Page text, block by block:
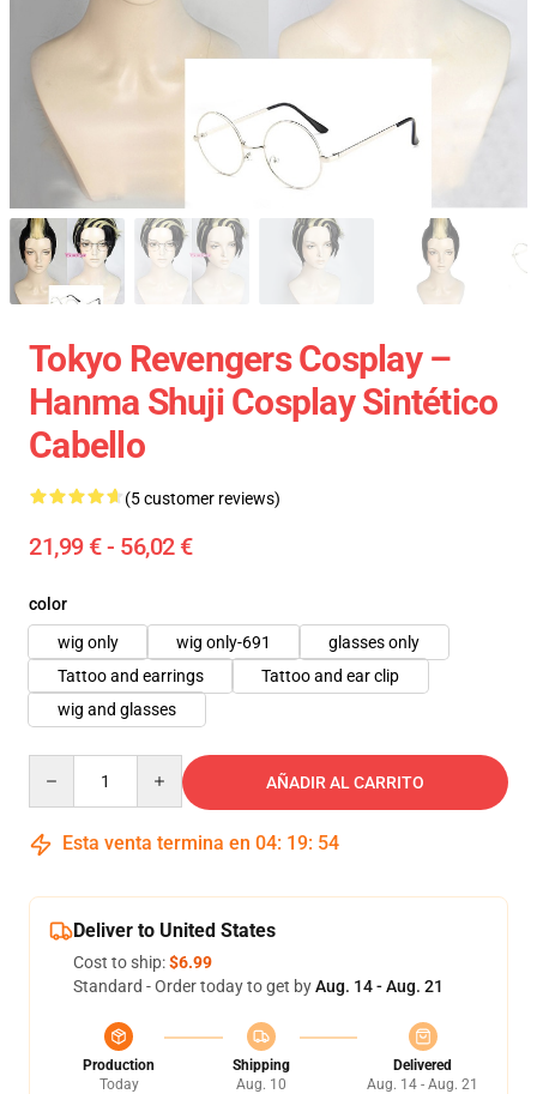
Tokyo Revengers Cosplay –
Hanma Shuji Cosplay Sintético
Cabello
(5 customer reviews)
21,99 € - 56,02 €
color
wig only
wig only-691
glasses only
Tattoo and earrings
Tattoo and ear clip
wig and glasses
AÑADIR AL CARRITO
Esta venta termina en 04: 19: 53
Deliver to United States
Cost to ship:$6.99
Standard - Order today to get byAug. 14 - Aug. 21
Production
Today
Shipping
Aug. 10
Delivered
Aug. 14 - Aug. 21